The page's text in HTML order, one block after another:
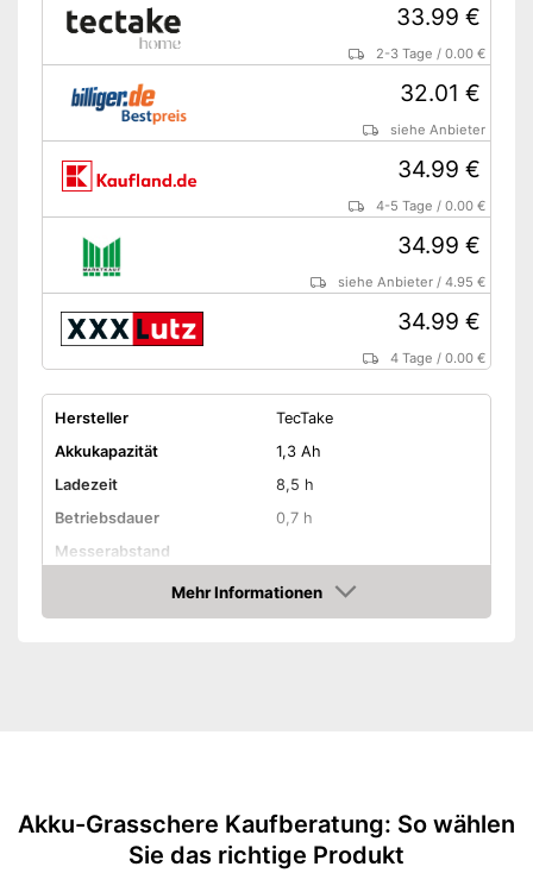
33.99 €
2-3 Tage /0.00 €
32.01 €
siehe Anbieter
34.99 €
4-5 Tage /0.00 €
34.99 €
siehe Anbieter /4.95 €
34.99 €
4 Tage /0.00 €
Hersteller
TecTake
Akkukapazität
1,3 Ah
Ladezeit
8,5 h
Betriebsdauer
0,7 h
Messerabstand
Strauchmesserlänge
13 cm
Grasmesserlänge
8 cm
Amazon Lieferzeit
siehe Anbieter
Mehr Informationen
Amazon
Akku-Grasschere Kaufberatung: So wählen
Sie das richtige Produkt